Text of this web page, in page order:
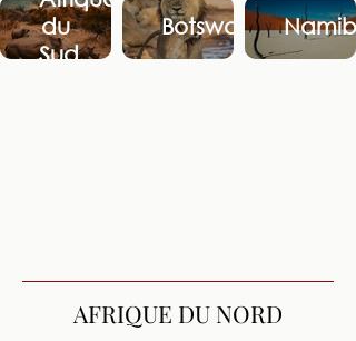
du
Sud
Botswana
AFRIQUE DU NORD